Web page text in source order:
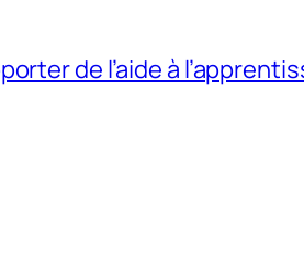
de l’aide à